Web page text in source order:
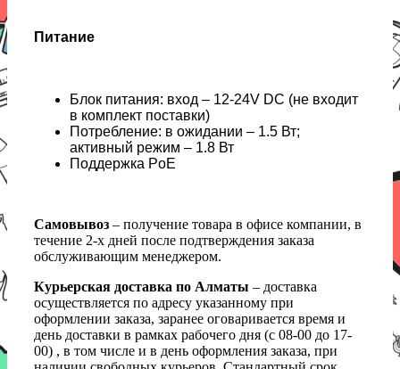
Питание
Блок питания: вход – 12-24V DC (не входит
в комплект поставки)
Потребление: в ожидании – 1.5 Вт;
активный режим – 1.8 Вт
Поддержка PoE
Самовывоз – получение товара в офисе компании, в
течение 2-х дней после подтверждения заказа
обслуживающим менеджером.
Курьерская доставка по Алматы – доставка
осуществляется по адресу указанному при
оформлении заказа, заранее оговаривается время и
день доставки в рамках рабочего дня (с 08-00 до 17-
00) , в том числе и в день оформления заказа, при